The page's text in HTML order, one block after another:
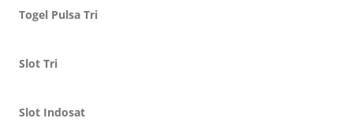
Togel Pulsa Tri
Slot Tri
Slot Indosat